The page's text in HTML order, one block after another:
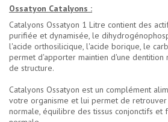
Ossatyon Catalyons :
Catalyons Ossatyon 1 Litre contient des
purifiée et dynamisée, le
l'acide orthosilicique, l'acide borique, le
permet d'apporter maintien d'une dentition
de structure.
Catalyons Ossatyon est un complément
votre organisme et lui permet de retrouver
normale, équilibre des tissus conjonctifs et